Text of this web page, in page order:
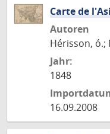
Carte de
Autoren
Hérisson, ó.;
Jahr:
1848
16.09.2008